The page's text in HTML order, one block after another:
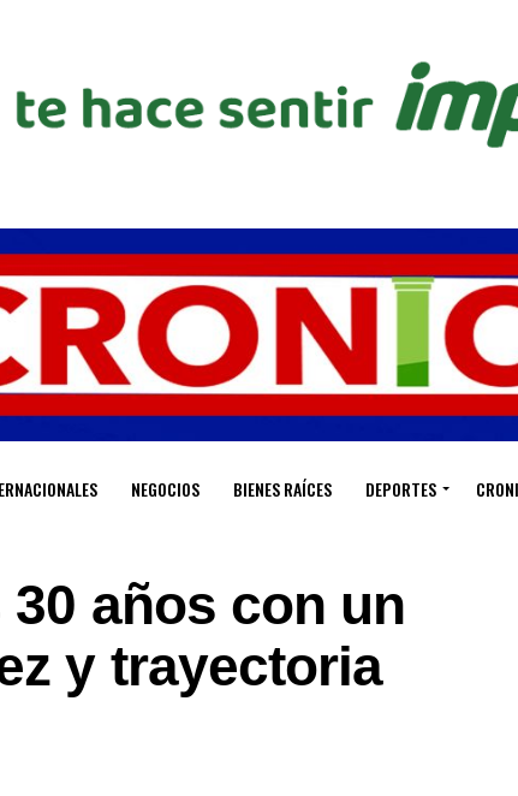
NEGOCIOS BIENES RAÍCES DEPORTES
años con un
y trayectoria